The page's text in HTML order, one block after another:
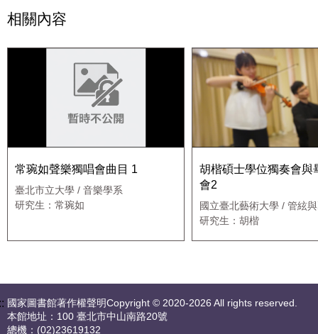
相關內容
常琬如聲樂獨唱會曲目 1
臺北市立大學 / 音樂學系
研究生：常琬如
胡楷碩士學位獨奏會與
會2
國立臺北藝術大學 / 管絃
所
研究生：胡楷
國家圖書館著作權聲明Copyright © 2020-2026 All rights reserved.
本館地址：100 臺北市中山南路20號
總機：(02)23619132